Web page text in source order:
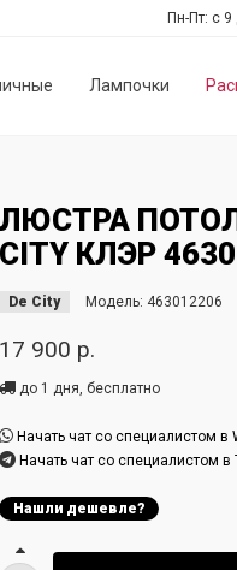
Лампочки
Пн-Пт: с 9
ЛЮСТРА
CITY КЛЭР
De City Модель: 463012206
17 900 р.
до 1 дня, бесплатно
Начать чат со специалистом в
Начать чат со специалистом в
Нашли дешевле?